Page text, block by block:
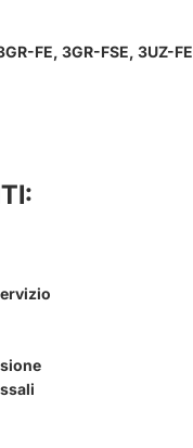
FE, 3GR-FSE, 3UZ-FE